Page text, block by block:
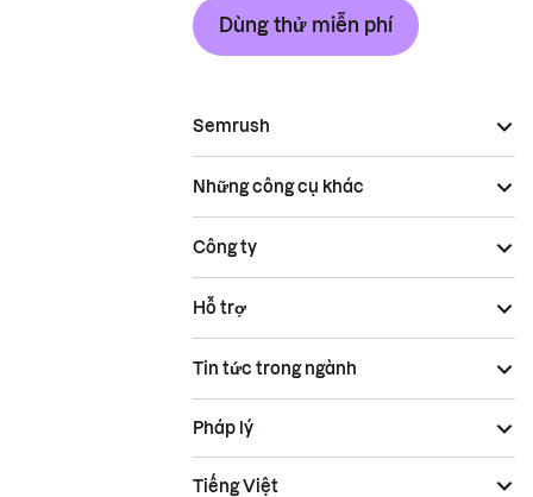
Dùng thử miễn phí
Semrush
Những công cụ khác
Công ty
Hỗ trợ
Tin tức trong ngành
Pháp lý
Tiếng Việt